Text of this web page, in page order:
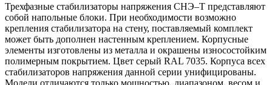
Трехфазные стабилизаторы напряжения СНЭ–Т представляют
собой напольные блоки. При необходимости возможно
крепления стабилизатора на стену, поставляемый комплект
может быть дополнен настенным креплением. Корпусные
элементы изготовлены из металла и окрашены износостойким
полимерным покрытием. Цвет серый RAL 7035. Корпуса всех
стабилизаторов напряжения данной серии унифицированы.
Модели отличаются только мощностью, диапазоном, весом и